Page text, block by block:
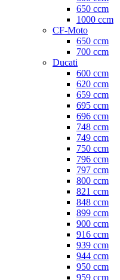
650 ccm
1000 ccm
CF-Moto
650 ccm
700 ccm
Ducati
600 ccm
620 ccm
659 ccm
695 ccm
696 ccm
748 ccm
749 ccm
750 ccm
796 ccm
797 ccm
800 ccm
821 ccm
848 ccm
899 ccm
900 ccm
916 ccm
939 ccm
944 ccm
950 ccm
959 ccm